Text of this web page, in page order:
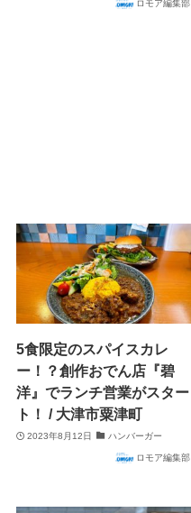
ロモア編集部
5食限定のスパイスカレ
ー！？創作おでん店『碧
洋』でランチ営業がスター
ト！ / 大津市粟津町
2023年8月12日 ハンバーガー
ロモア編集部